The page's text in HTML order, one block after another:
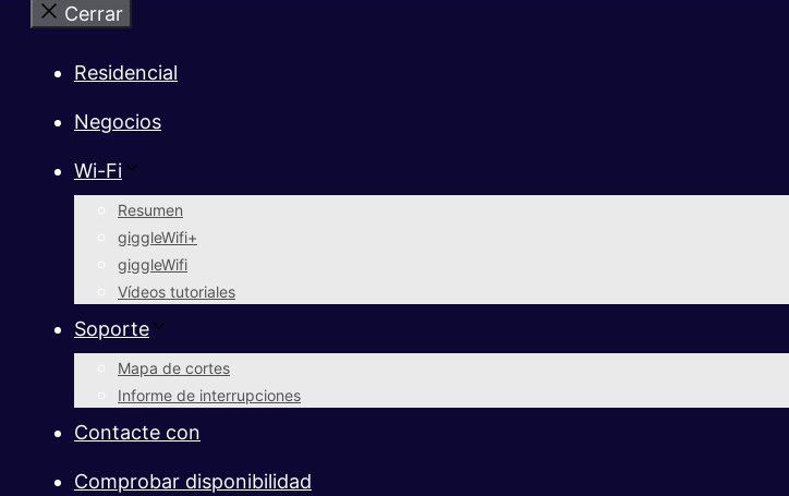
Cerrar
Residencial
Negocios
Wi-Fi
Resumen
giggleWifi+
giggleWifi
Vídeos tutoriales
Soporte
Mapa de cortes
Informe de interrupciones
Contacte con
Comprobar disponibilidad